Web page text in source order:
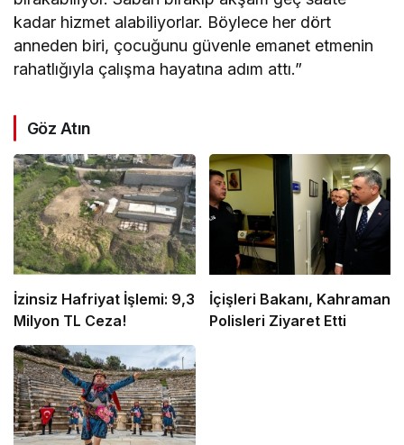
kadar hizmet alabiliyorlar. Böylece her dört
anneden biri, çocuğunu güvenle emanet etmenin
rahatlığıyla çalışma hayatına adım attı.”
Göz Atın
İzinsiz Hafriyat İşlemi: 9,3
Milyon TL Ceza!
İçişleri Bakanı, Kahraman
Polisleri Ziyaret Etti